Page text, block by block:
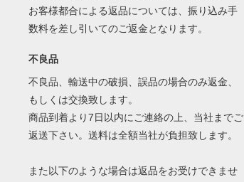
お客様都合による返品については、振り込み手
数料を差し引いてのご返金となります。
不良品
不良品、輸送中の破損、誤品の場合のみ返金、
もしくは交換致します。
商品到着より7日以内にご連絡の上、当社までご
返送下さい。送料は全額当社が負担致します。
また以下のような場合は返品をお受けできませ